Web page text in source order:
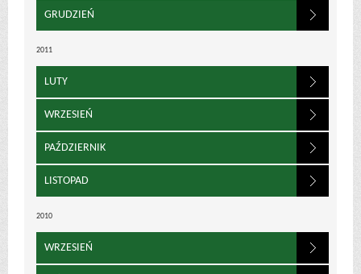
GRUDZIEŃ
2011
LUTY
WRZESIEŃ
PAŹDZIERNIK
LISTOPAD
2010
WRZESIEŃ